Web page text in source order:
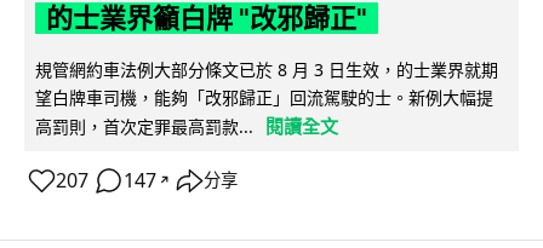
的士業界籲白牌 "改邪歸正"
規管網約車法例大部分條文已於 8 月 3 日生效，的士業界就期
望白牌車司機，能夠「改邪歸正」回流駕駛的士。新例大幅提
高罰則，首次定罪最高罰款...
閱讀全文
207 147 ↗ 分享